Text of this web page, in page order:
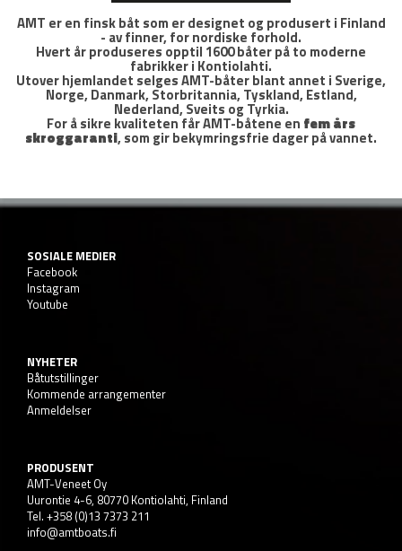
AMT er en finsk båt som er designet og produsert i Finland
- av finner, for nordiske forhold.
Hvert år produseres opptil 1600 båter på to moderne
fabrikker i Kontiolahti.
Utover hjemlandet selges AMT-båter blant annet i Sverige,
Norge, Danmark, Storbritannia, Tyskland, Estland,
Nederland, Sveits og Tyrkia.
For å sikre kvaliteten får AMT-båtene en fem års
skroggaranti, som gir bekymringsfrie dager på vannet.
SOSIALE MEDIER
Facebook
Instagram
Youtube
NYHETER
Båtutstillinger
Kommende arrangementer
Anmeldelser
PRODUSENT
AMT-Veneet Oy
Uurontie 4-6, 80770 Kontiolahti, Finland
Tel. +358 (0)13 7373 211
info@amtboats.fi